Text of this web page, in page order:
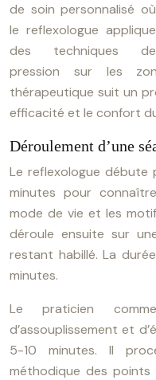
de soin personnalisé où
le reflexologue applique
des techniques de
pression sur les
thérapeutique suit un
efficacité et le confort
Déroulement d’une
Le reflexologue débute
minutes pour
mode de vie et les
déroule ensuite sur
restant habillé. La
minutes.
Le praticien
d’assouplissement et
5-10 minutes. Il
méthodique des points